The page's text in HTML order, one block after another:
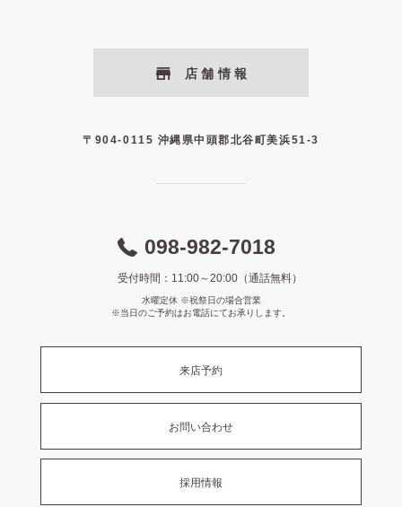
店舗情報
〒904-0115 沖縄県中頭郡北谷町美浜51-3
098-982-7018
受付時間：11:00～20:00（通話無料）
水曜定休 ※祝祭日の場合営業
※当日のご予約はお電話にてお承りします。
来店予約
お問い合わせ
採用情報